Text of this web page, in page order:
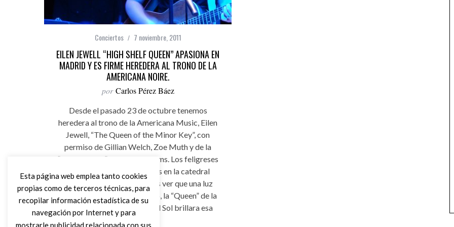
Conciertos 7 noviembre, 2011
EILEN JEWELL “HIGH SHELF QUEEN” APASIONA EN
MADRID Y ES FIRME HEREDERA AL TRONO DE LA
AMERICANA NOIRE.
por Carlos Pérez Báez
Desde el pasado 23 de octubre tenemos
heredera al trono de la Americana Music, Eilen
Jewell, “The Queen of the Minor Key”, con
permiso de Gillian Welch, Zoe Muth y de la
“Reina Madre” Lucinda Williams. Los feligreses
en día de domingo, reunidos en la catedral
madrileña de El Sol, pudimos ver que una luz
dorada inundaba el escenario, la “Queen” de la
Americana Noire hizo que el Sol brillara esa
Esta página web emplea tanto cookies
propias como de terceros técnicas, para
recopilar información estadística de su
navegación por Internet y para
mostrarle publicidad relacionada con sus